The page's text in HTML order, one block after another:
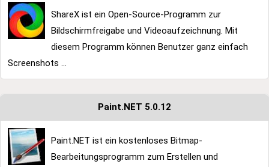
ShareX ist ein Open-Source-Programm zur
Bildschirmfreigabe und Videoaufzeichnung. Mit
diesem Programm können Benutzer ganz einfach
Screenshots ...
Paint.NET 5.0.12
Paint.NET ist ein kostenloses Bitmap-
Bearbeitungsprogramm zum Erstellen und